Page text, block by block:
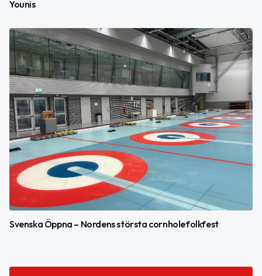
Younis
Svenska Öppna – Nordens största cornholefolkfest